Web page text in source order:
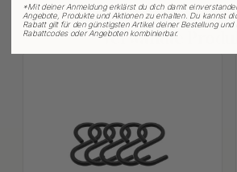
Verwandte
*Mit deiner Anmeldung erklärst du dich damit
Angebote, Produkte und Aktionen zu erhalten. Du kannst
Rabatt gilt für den günstigsten Artikel deiner Bestellung
Rabattcodes oder Angeboten kombinierbar.